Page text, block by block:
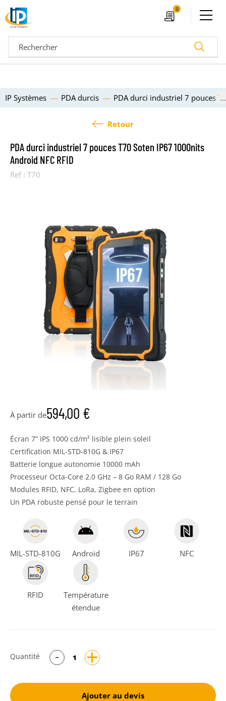
0
Devis Ouvrir le menu
IP Systèmes PDA durcis PDA durci industriel 7 pouces
Retour
PDA durci industriel 7 pouces T70 Soten IP67 1000nits
Android NFC RFID
Ref : T70
À partir de594,00 €
Écran 7” IPS 1000 cd/m² lisible plein soleil
Certification MIL-STD-810G & IP67
Batterie longue autonomie 10000 mAh
Processeur Octa-Core 2.0 GHz – 8 Go RAM / 128 Go
Modules RFID, NFC, LoRa, Zigbee en option
Un PDA robuste pensé pour le terrain
MIL-STD-810G Android IP67 NFC
RFID
Température
étendue
Quantité
Ajouter au devis